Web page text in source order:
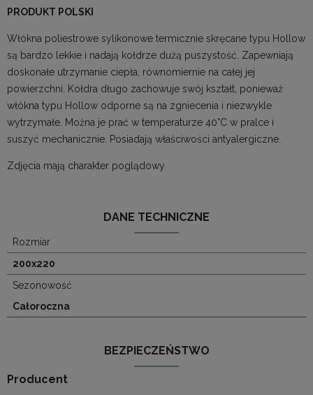
PRODUKT POLSKI
Włókna poliestrowe sylikonowe termicznie skręcane typu Hollow
są bardzo lekkie i nadają kołdrze dużą puszystość. Zapewniają
doskonałe utrzymanie ciepła, równomiernie na całej jej
powierzchni. Kołdra długo zachowuje swój kształt, ponieważ
włókna typu Hollow odporne są na zgniecenia i niezwykle
wytrzymałe. Można je prać w temperaturze 40°C w pralce i
suszyć mechanicznie. Posiadają właściwości antyalergiczne.
Zdjęcia mają charakter poglądowy
DANE TECHNICZNE
Rozmiar
200x220
Sezonowość
Całoroczna
BEZPIECZEŃSTWO
Producent